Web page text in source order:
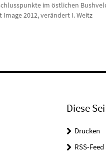
im östlichen
2012, verändert I. Weitz
Diese
Drucken
RSS-